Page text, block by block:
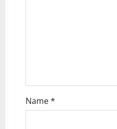
o
n
Name*